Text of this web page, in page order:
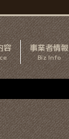
容 事業者情報
Biz Info